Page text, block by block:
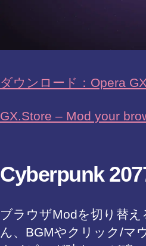
ダウンロード：Opera
GX.Store – Mod your
Cyberpunk
ブラウザModを切り替
ん、BGMやクリック/マ